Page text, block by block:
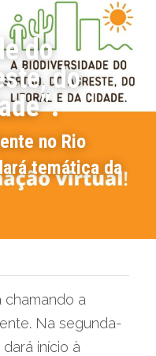
do
do
no Rio
temática da
chamando a
Na segunda-
início à